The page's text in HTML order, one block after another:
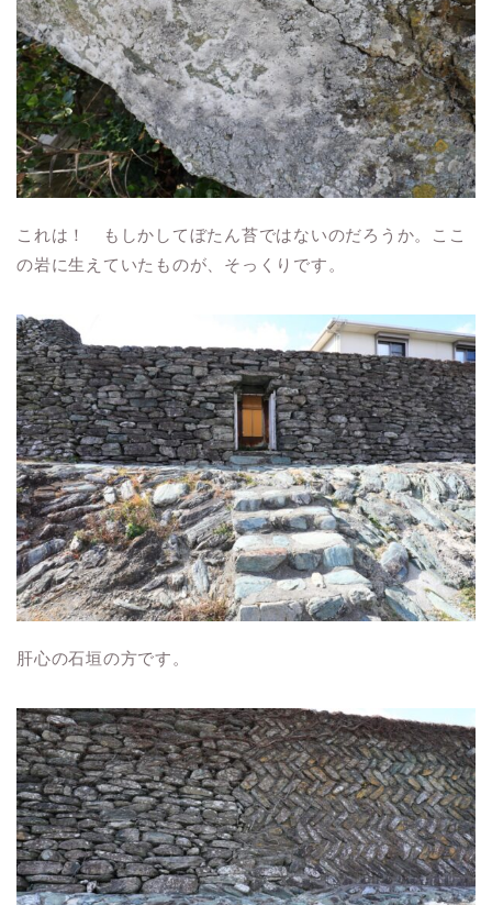
これは！ もしかしてぼたん苔ではないのだろうか。ここ
の岩に生えていたものが、そっくりです。
肝心の石垣の方です。